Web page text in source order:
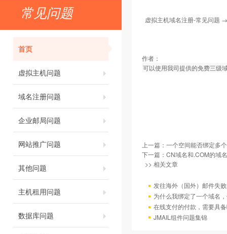
常见问题
首页
虚拟主机问题
域名注册问题
企业邮局问题
网站推广问题
其他问题
主机租用问题
数据库问题
虚拟主机域名注册-常见问题
作者：
可以使用我司提供的免费三级
上一篇： 一个空间能否绑定多
下一篇： CN域名和.COM的域
>> 相关文章
发往海外（国外）邮件失
为什么我绑定了一个域名
在线支付的付款，需要具
JMAIL组件问题集锦